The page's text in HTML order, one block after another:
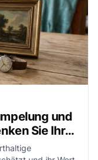
und
Sie Ihre